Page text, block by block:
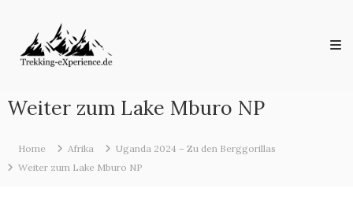
content
eXperience.de
Reiseberichte
aus
Welt
Weiter zum Lake Mburo NP
Home Afrika
Uganda 2024 – Zu den Berggorillas
Weiter zum Lake Mburo NP